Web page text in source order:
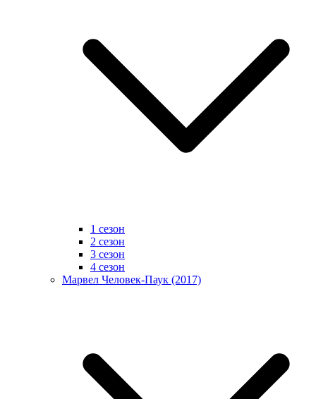
1 сезон
2 сезон
3 сезон
4 сезон
Марвел Человек-Паук (2017)